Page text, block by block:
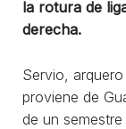
la rotura de
derecha.
Servio,
proviene de
de un